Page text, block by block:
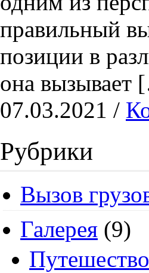
правильный
позиции в
она
07.03.2021 /
Рубрики
Вызов
Галерея (9)